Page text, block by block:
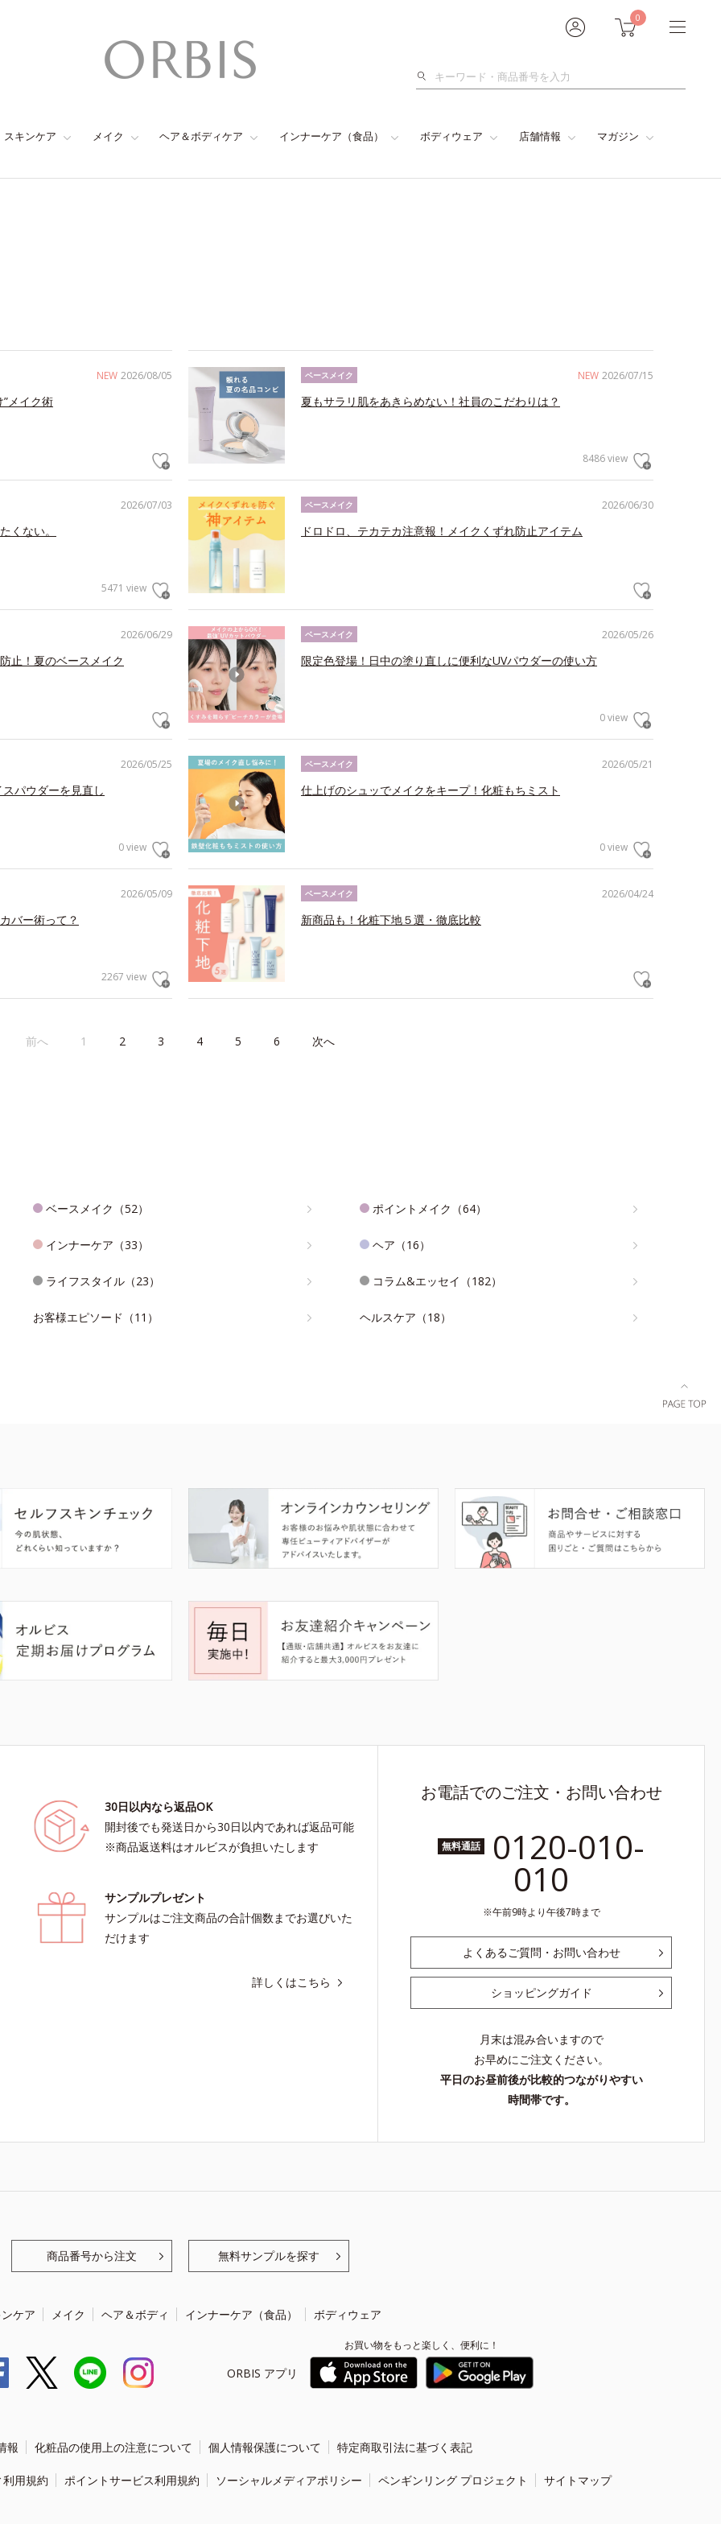
0
検
スキンケア メイク ヘア＆ボディケア インナーケア（食品） ボディウェア 店舗情報 マガジン
NEW 2026/08/05
メイク術
NEW 2026/07/15
ベースメイク
夏もサラリ肌をあきらめない！社員のこだわりは？
8486 view
2026/07/03
くない。
5471 view
2026/06/30
ベースメイク
ドロドロ、テカテカ注意報！メイクくずれ防止アイテム
2026/06/29
止！夏のベースメイク
2026/05/26
ベースメイク
限定色登場！日中の塗り直しに便利なUVパウダーの使い方
0 view
2026/05/25
パウダーを見直し
0 view
2026/05/21
ベースメイク
仕上げのシュッでメイクをキープ！化粧もちミスト
0 view
2026/05/09
バー術って？
2267 view
2026/04/24
ベースメイク
新商品も！化粧下地５選・徹底比較
前へ 1 2 3 4 5 6 次へ
ベースメイク（52） ポイントメイク（64）
インナーケア（33） ヘア（16）
ライフスタイル（23） コラム&エッセイ（182）
お客様エピソード（11） ヘルスケア（18）
30日以内なら返品OK
開封後でも発送日から30日以内であれば返品可能
※商品返送料はオルビスが負担いたします
サンプルプレゼント
サンプルはご注文商品の合計個数までお選びいた
だけます
詳しくはこちら
お電話でのご注文・お問い合わせ
無料通話 0120-010-
010
午前9時より午後7時まで
よくあるご質問・お問い合わせ
ショッピングガイド
月末は混み合いますので
お早めにご注文ください。
平日のお昼前後が比較的つながりやすい
時間帯です。
商品番号から注文 無料サンプルを探す
ケア メイク ヘア＆ボディ インナーケア（食品） ボディウェア
ORBIS アプリ
お買い物をもっと楽しく、便利に！
報 化粧品の使用上の注意について 個人情報保護について 特定商取引法に基づく表記
用規約 ポイントサービス利用規約 ソーシャルメディアポリシー ペンギンリング プロジェクト サイトマップ